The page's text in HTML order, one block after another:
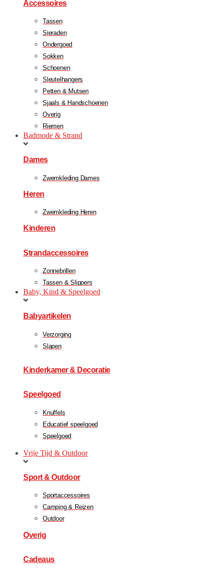
Accessoires
Tassen
Sieraden
Ondergoed
Sokken
Schoenen
Sleutelhangers
Petten & Mutsen
Sjaals & Handschoenen
Overig
Riemen
Badmode & Strand
Dames
Zwemkleding Dames
Heren
Zwemkleding Heren
Kinderen
Strandaccessoires
Zonnebrillen
Tassen & Slippers
Baby, Kind & Speelgoed
Babyartikelen
Verzorging
Slapen
Kinderkamer & Decoratie
Speelgoed
Knuffels
Educatief speelgoed
Speelgoed
Vrije Tijd & Outdoor
Sport & Outdoor
Sportaccessoires
Camping & Reizen
Outdoor
Overig
Cadeaus